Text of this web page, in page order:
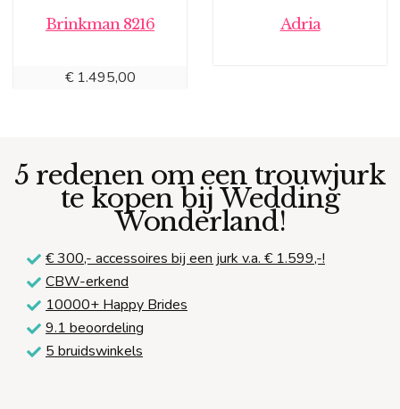
Brinkman 8216
€1.495,00
Adria
5 redenen om een trouwjurk
te kopen bij Wedding
Wonderland!
€ 300,- accessoires bij een jurk v.a. € 1.599,-!
CBW-erkend
10000+ Happy Brides
9.1 beoordeling
5 bruidswinkels